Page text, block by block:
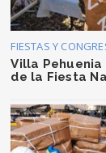
FIESTAS Y
Villa
de la Fiesta